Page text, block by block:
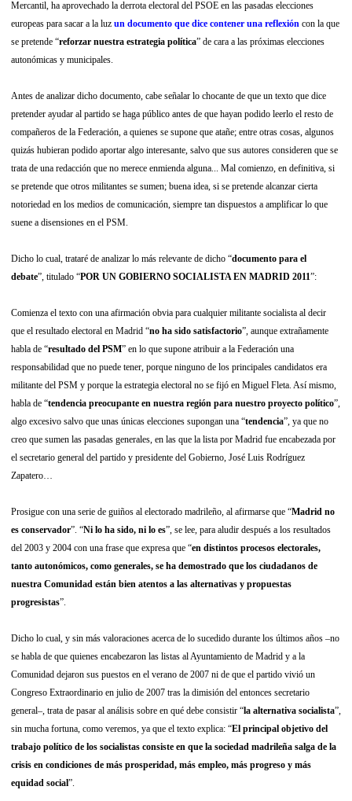
Mercantil, ha aprovechado la derrota electoral del PSOE en las pasadas elecciones
europeas para sacar a la luz un documento que dice contener una reflexión con la que
se pretende “reforzar nuestra estrategia política” de cara a las próximas elecciones
autonómicas y municipales.
Antes de analizar dicho documento, cabe señalar lo chocante de que un texto que dice
pretender ayudar al partido se haga público antes de que hayan podido leerlo el resto de
compañeros de la Federación, a quienes se supone que atañe; entre otras cosas, algunos
quizás hubieran podido aportar algo interesante, salvo que sus autores consideren que se
trata de una redacción que no merece enmienda alguna... Mal comienzo, en definitiva, si
se pretende que otros militantes se sumen; buena idea, si se pretende alcanzar cierta
notoriedad en los medios de comunicación, siempre tan dispuestos a amplificar lo que
suene a disensiones en el PSM.
Dicho lo cual, trataré de analizar lo más relevante de dicho “documento para el
debate”, titulado “POR UN GOBIERNO SOCIALISTA EN MADRID 2011”:
Comienza el texto con una afirmación obvia para cualquier militante socialista al decir
que el resultado electoral en Madrid “no ha sido satisfactorio”, aunque extrañamente
habla de “resultado del PSM” en lo que supone atribuir a la Federación una
responsabilidad que no puede tener, porque ninguno de los principales candidatos era
militante del PSM y porque la estrategia electoral no se fijó en Miguel Fleta. Así mismo,
habla de “tendencia preocupante en nuestra región para nuestro proyecto político”,
algo excesivo salvo que unas únicas elecciones supongan una “tendencia”, ya que no
creo que sumen las pasadas generales, en las que la lista por Madrid fue encabezada por
el secretario general del partido y presidente del Gobierno, José Luis Rodríguez
Zapatero…
Prosigue con una serie de guiños al electorado madrileño, al afirmarse que “Madrid no
es conservador”. “Ni lo ha sido, ni lo es”, se lee, para aludir después a los resultados
del 2003 y 2004 con una frase que expresa que “en distintos procesos electorales,
tanto autonómicos, como generales, se ha demostrado que los ciudadanos de
nuestra Comunidad están bien atentos a las alternativas y propuestas
progresistas”.
Dicho lo cual, y sin más valoraciones acerca de lo sucedido durante los últimos años –no
se habla de que quienes encabezaron las listas al Ayuntamiento de Madrid y a la
Comunidad dejaron sus puestos en el verano de 2007 ni de que el partido vivió un
Congreso Extraordinario en julio de 2007 tras la dimisión del entonces secretario
general–, trata de pasar al análisis sobre en qué debe consistir “la alternativa socialista”,
sin mucha fortuna, como veremos, ya que el texto explica: “El principal objetivo del
trabajo político de los socialistas consiste en que la sociedad madrileña salga de la
crisis en condiciones de más prosperidad, más empleo, más progreso y más
equidad social”.